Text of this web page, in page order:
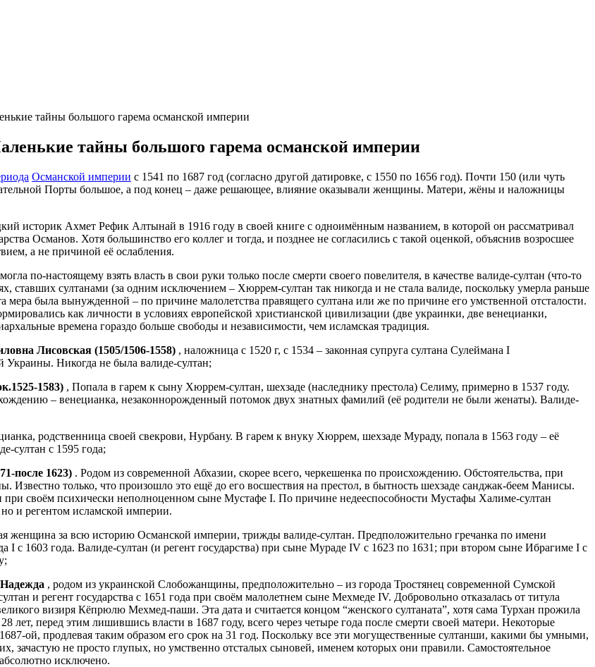
тайны большого гарема османской империи
тайны большого гарема османской империи
Османской империи с 1541 по 1687 год (согласно другой датировке, с 1550 по 1656 год). Почти 150 (или чуть
Порты большое, а под конец – даже решающее, влияние оказывали женщины. Матери, жёны и наложницы
историк Ахмет Рефик Алтынай в 1916 году в своей книге с одноимённым названием, в которой он рассматривал
Османов. Хотя большинство его коллег и тогда, и позднее не согласились с такой оценкой, объяснив возросшее
а не причиной её ослабления.
по-настоящему взять власть в свои руки только после смерти своего повелителя, в качестве валиде-султан (что-то
ставших султанами (за одним исключением – Хюррем-султан так никогда и не стала валиде, поскольку умерла раньше
мера была вынужденной – по причине малолетства правящего султана или же по причине его умственной отсталости.
как личности в условиях европейской христианской цивилизации (две украинки, две венецианки,
времена гораздо больше свободы и независимости, чем исламская традиция.
Лисовская (1505/1506-1558) , наложница с 1520 г, с 1534 – законная супруга султана Сулеймана I
Украины. Никогда не была валиде-султан;
1583) , Попала в гарем к сыну Хюррем-султан, шехзаде (наследнику престола) Селиму, примерно в 1537 году.
– венецианка, незаконнорожденный потомок двух знатных фамилий (её родители не были женаты). Валиде-
родственница своей свекрови, Нурбану. В гарем к внуку Хюррем, шехзаде Мураду, попала в 1563 году – её
султан с 1595 года;
после 1623) . Родом из современной Абхазии, скорее всего, черкешенка по происхождению. Обстоятельства, при
Известно только, что произошло это ещё до его восшествия на престол, в бытность шехзаде санджак-беем Манисы.
своём психически неполноценном сыне Мустафе I. По причине недееспособности Мустафы Халиме-султан
и регентом исламской империи.
женщина за всю историю Османской империи, трижды валиде-султан. Предположительно гречанка по имени
I с 1603 года. Валиде-султан (и регент государства) при сыне Мураде IV с 1623 по 1631; при втором сыне Ибрагиме I с
, родом из украинской Слобожанщины, предположительно – из города Тростянец современной Сумской
и регент государства с 1651 года при своём малолетнем сыне Мехмеде IV. Добровольно отказалась от титула
визиря Кёпрюлю Мехмед-паши. Эта дата и считается концом “женского султаната”, хотя сама Турхан прожила
лет, перед этим лишившись власти в 1687 году, всего через четыре года после смерти своей матери. Некоторые
ой, продлевая таким образом его срок на 31 год. Поскольку все эти могущественные султанши, какими бы умными,
не просто глупых, но умственно отсталых сыновей, именем которых они правили. Самостоятельное
исключено.